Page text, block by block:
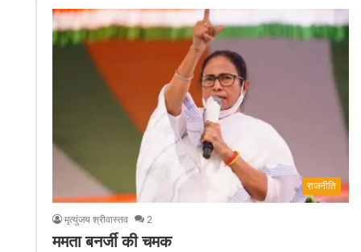
राजनीति
मृत्युंजय श्रीवास्तव 2
ममता बनर्जी की चमक